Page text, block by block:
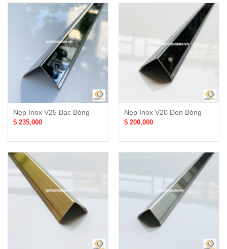
Nẹp Inox V25 Bạc Bóng
$ 235,000
Nẹp Inox V20 Đen Bóng
$ 200,000